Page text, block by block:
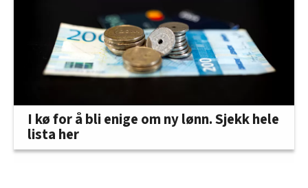
I kø for å bli enige om ny lønn. Sjekk hele
lista her